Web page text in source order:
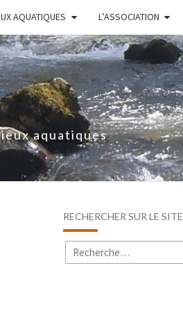
AQUATIQUES L’ASSOCIATION
aquatiques
RECHERCHER SUR LE SITE
Rechercher :